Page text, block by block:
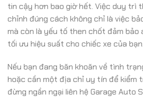
tin cậy hơn bao giờ hết. Việc duy trì
chỉnh đúng cách không chỉ là việc
mà còn là yếu tố then chốt đảm bảo
tối ưu hiệu suất cho chiếc xe của bạn.
Nếu bạn đang băn khoăn về tình
hoặc cần một địa chỉ uy tín để kiểm
đừng ngần ngại liên hệ Garage Auto